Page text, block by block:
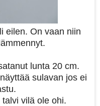
eilen. On vaan niin
lunta 20 cm.
sulavan jos ei
vilä ole ohi.